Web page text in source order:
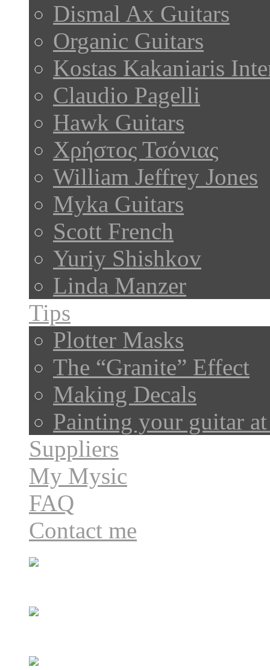
Dismal Ax Guitars
Organic Guitars
Kostas Kakaniaris
Claudio Pagelli
Hawk Guitars
Χρήστος Τσόνιας
William Jeffrey Jones
Myka Guitars
Scott French
Yuriy Shishkov
Linda Manzer
Tips
Plotter Masks
The “Granite” Effect
Making Decals
Painting your guitar
Suppliers
My Mysic
FAQ
Contact me